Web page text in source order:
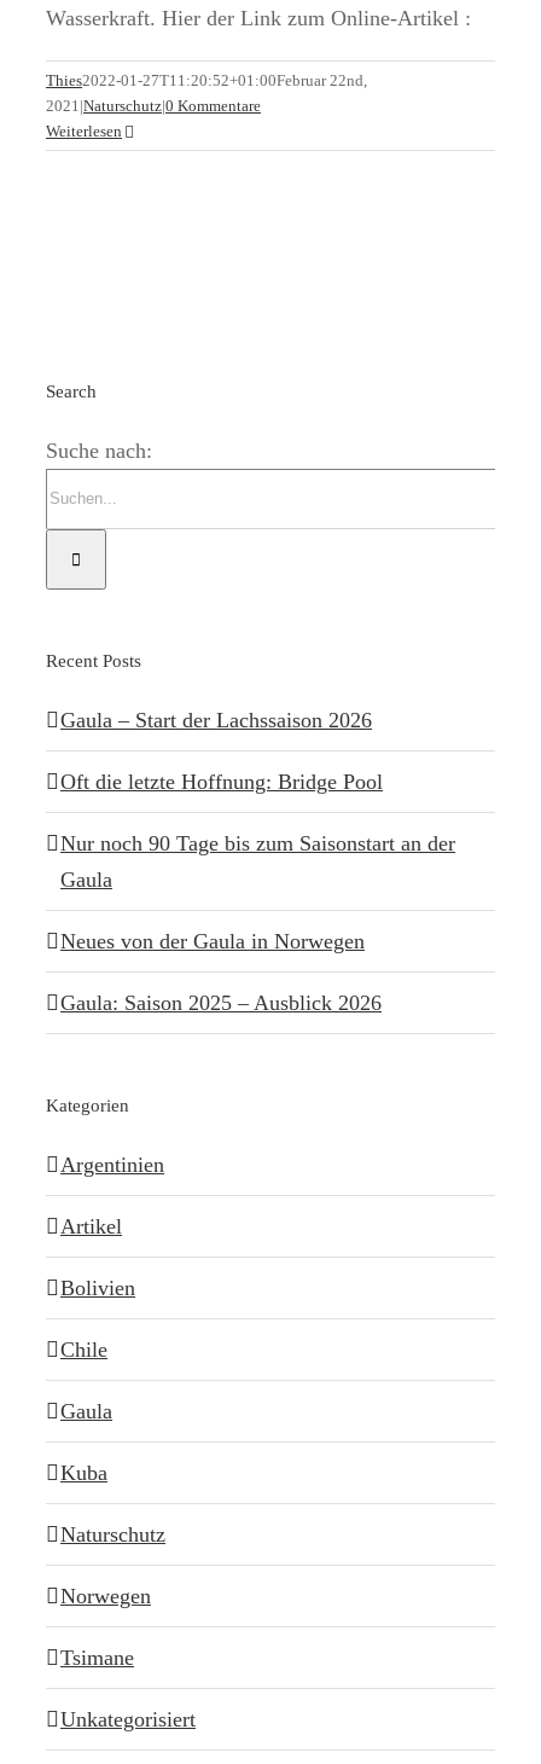
Wasserkraft. Hier der Link zum Online-Artikel :
Thies2022-01-27T11:20:52+01:00Februar 22nd,
2021|Naturschutz|0 Kommentare
Weiterlesen
Search
Suche nach:
Recent Posts
Gaula – Start der Lachssaison 2026
Oft die letzte Hoffnung: Bridge Pool
Nur noch 90 Tage bis zum Saisonstart an der
Gaula
Neues von der Gaula in Norwegen
Gaula: Saison 2025 – Ausblick 2026
Kategorien
Argentinien
Artikel
Bolivien
Chile
Gaula
Kuba
Naturschutz
Norwegen
Tsimane
Unkategorisiert